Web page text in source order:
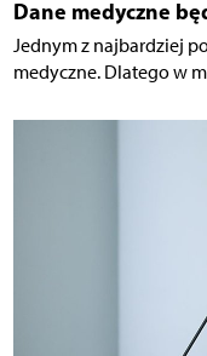
Dane medyczne
Jednym z najbardziej
medyczne. Dlatego w